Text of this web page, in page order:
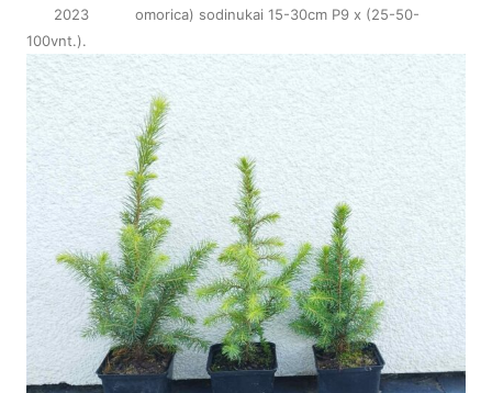
2023
omorica) sodinukai 15-30cm P9 x (25-50-
100vnt.).